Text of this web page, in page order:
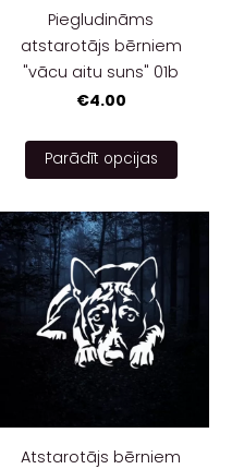
Piegludināms
atstarotājs bērniem
"vācu aitu suns" 01b
€4.00
Parādīt opcijas
Atstarotājs bērniem